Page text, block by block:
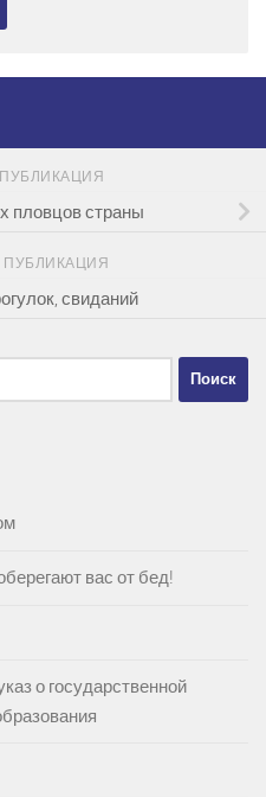
пловцов страны
свиданий
вас от бед!
о государственной